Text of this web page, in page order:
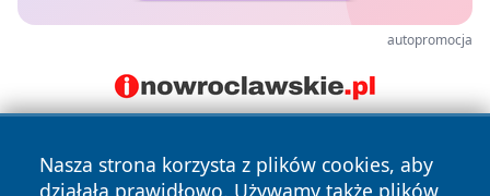
autopromocja
Nasza strona korzysta z plików cookies, aby
działała prawidłowo. Używamy także plików